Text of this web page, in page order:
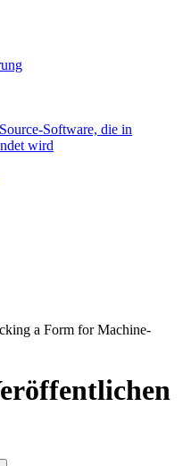
Software, die in
wird
a Form for Machine-